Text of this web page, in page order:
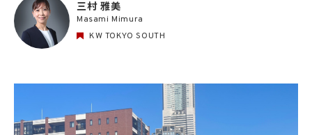
三村 雅美
Masami Mimura
KW TOKYO SOUTH